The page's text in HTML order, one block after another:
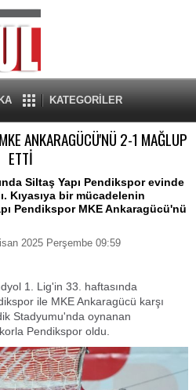
KATEGORİLER
ANKARAGÜCÜ'NÜ 2-1 MAĞLUP
ETTİ
Siltaş Yapı Pendikspor evinde
Kıyasıya bir mücadelenin
Pendikspor MKE Ankaragücü'nü
2025 Perşembe 09:59
1. Lig'in 33. haftasında
ile MKE Ankaragücü karşı
Stadyumu'nda oynanan
Pendikspor oldu.